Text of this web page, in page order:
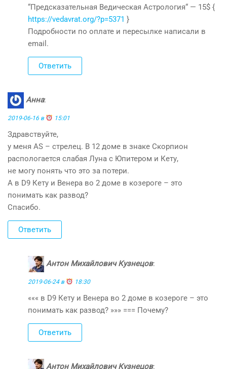
“Предсказательная Ведическая Астрология“ — 15$ {
https://vedavrat.org/?p=5371 }
Подробности по оплате и пересылке написали в
email.
Ответить
Анна:
2019-06-16 в 15:01
Здравствуйте,
у меня АS – стрелец. В 12 доме в знаке Скорпион
распологается слабая Луна с Юпитером и Кету,
не могу понять что это за потери.
А в D9 Кету и Венера во 2 доме в козероге – это
понимать как развод?
Спасибо.
Ответить
Антон Михайлович Кузнецов:
2019-06-24 в 18:30
««« в D9 Кету и Венера во 2 доме в козероге – это
понимать как развод? »»» === Почему?
Ответить
Антон Михайлович Кузнецов: